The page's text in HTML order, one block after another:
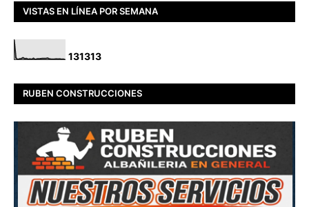
VISTAS EN LÍNEA POR SEMANA
131313
RUBEN CONSTRUCCIONES